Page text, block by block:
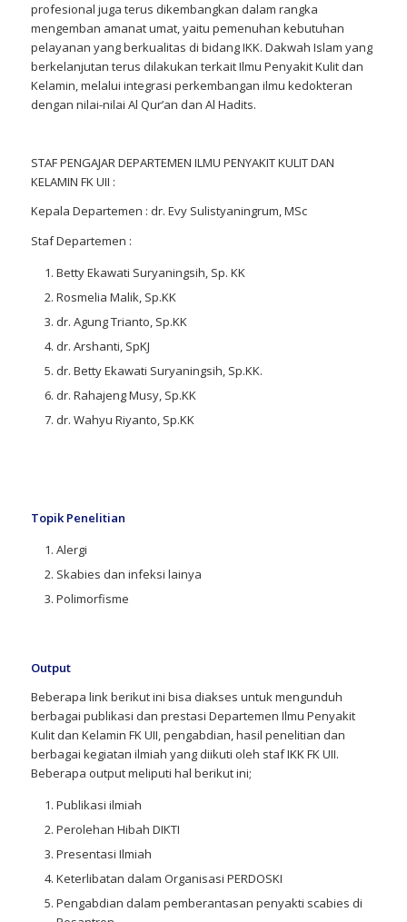
profesional juga terus dikembangkan dalam rangka
mengemban amanat umat, yaitu pemenuhan kebutuhan
pelayanan yang berkualitas di bidang IKK. Dakwah Islam yang
berkelanjutan terus dilakukan terkait Ilmu Penyakit Kulit dan
Kelamin, melalui integrasi perkembangan ilmu kedokteran
dengan nilai-nilai Al Qur’an dan Al Hadits.
STAF PENGAJAR DEPARTEMEN ILMU PENYAKIT KULIT DAN
KELAMIN FK UII :
Kepala Departemen : dr. Evy Sulistyaningrum, MSc
Staf Departemen :
Betty Ekawati Suryaningsih, Sp. KK
Rosmelia Malik, Sp.KK
dr. Agung Trianto, Sp.KK
dr. Arshanti, SpKJ
dr. Betty Ekawati Suryaningsih, Sp.KK.
dr. Rahajeng Musy, Sp.KK
dr. Wahyu Riyanto, Sp.KK
Topik Penelitian
Alergi
Skabies dan infeksi lainya
Polimorfisme
Output
Beberapa link berikut ini bisa diakses untuk mengunduh
berbagai publikasi dan prestasi Departemen Ilmu Penyakit
Kulit dan Kelamin FK UII, pengabdian, hasil penelitian dan
berbagai kegiatan ilmiah yang diikuti oleh staf IKK FK UII.
Beberapa output meliputi hal berikut ini;
Publikasi ilmiah
Perolehan Hibah DIKTI
Presentasi Ilmiah
Keterlibatan dalam Organisasi PERDOSKI
Pengabdian dalam pemberantasan penyakti scabies di